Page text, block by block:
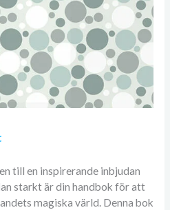
till en inspirerande inbjudan
starkt är din handbok för att
magiska värld. Denna bok